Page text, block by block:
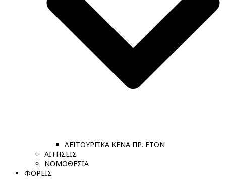
ΛΕΙΤΟΥΡΓΙΚΑ ΚΕΝΑ ΠΡ. ΕΤΩΝ
ΑΙΤΗΣΕΙΣ
ΝΟΜΟΘΕΣΙΑ
ΦΟΡΕΙΣ